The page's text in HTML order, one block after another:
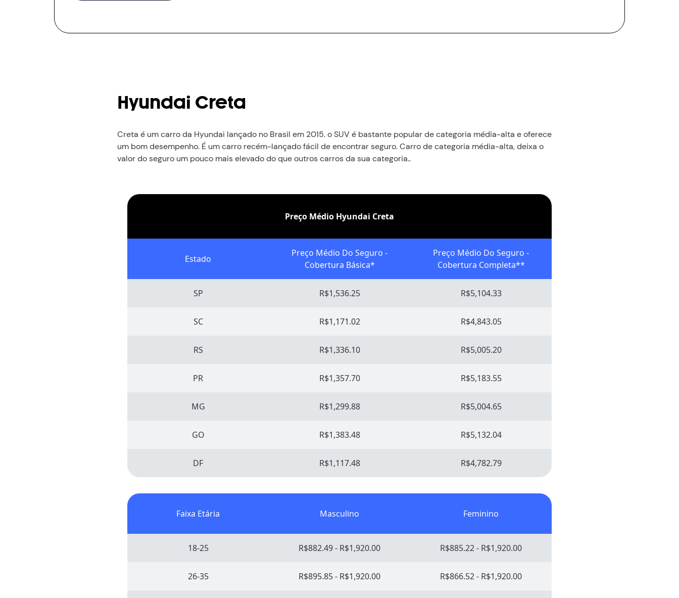
Hyundai Creta
Creta é um carro da Hyundai lançado no Brasil em 2015. o SUV é bastante popular de categoria média-alta e oferece
um bom desempenho. É um carro recém-lançado fácil de encontrar seguro. Carro de categoria média-alta, deixa o
valor do seguro um pouco mais elevado do que outros carros da sua categoria..
Preço Médio Hyundai Creta
Estado
Preço Médio Do Seguro -
Cobertura Básica*
Preço Médio Do Seguro -
Cobertura Completa**
SP R$1,536.25 R$5,104.33
SC R$1,171.02 R$4,843.05
RS R$1,336.10 R$5,005.20
PR R$1,357.70 R$5,183.55
MG R$1,299.88 R$5,004.65
GO R$1,383.48 R$5,132.04
DF R$1,117.48 R$4,782.79
Faixa Etária Masculino Feminino
18-25 R$882.49 - R$1,920.00 R$885.22 - R$1,920.00
26-35 R$895.85 - R$1,920.00 R$866.52 - R$1,920.00